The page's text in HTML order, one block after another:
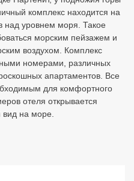
комплекс находится на
над уровнем моря. Такое
морским пейзажем и
воздухом. Комплекс
номерами, различных
апартаментов. Все
для комфортного
отеля открывается
на море.